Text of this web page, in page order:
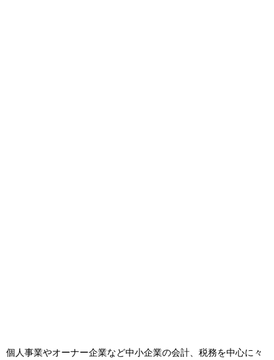
個人事業やオーナー企業など中小企業の会計、税務を中心に々